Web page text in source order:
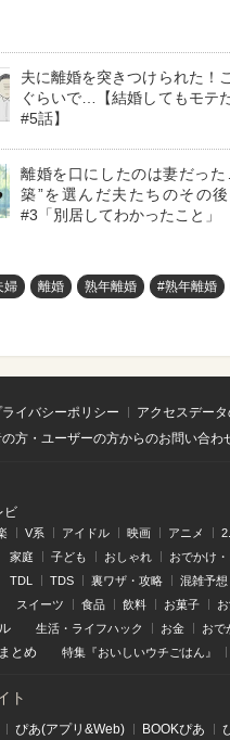
夫に離婚を突きつけられた！
ぐらいで…【結婚してもモテ
#5話】
離婚を口にしたのは妻だっ
築”を選んだ夫たちのその
#3「別居してわかったこと」
婦 離婚 熟年離婚 #熟年離婚
ライバシーポリシー アクセスデー
方・ユーザーの方からのお問い合わ
ビ
V系 アイドル 映画 アニメ
家庭 子ども おしゃれ おでかけ
TDL TDS 裏ワザ・攻略 混雑予想
スイーツ 食品 飲料 お菓子
生活・ライフハック お金 おで
まとめ 特集『おいしいウチごはん』
ト
ぴあ(アプリ&Web) BOOKぴあ